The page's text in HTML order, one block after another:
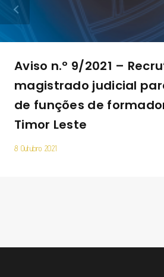
Aviso n.º 9/2021 –
magistrado judicial
de funções de
Timor Leste
8 Outubro 2021